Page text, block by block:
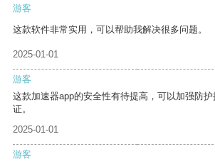
游客
这款软件非常实用，可以帮助我解决很多问题。
2025-01-01
游客
这款加速器app的安全性有待提高，可以加强防
证。
2025-01-01
游客